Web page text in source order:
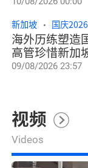
海外历练塑造
高管珍惜新加
新加坡 国庆2026
09/08/2026 23:57
视频
Videos